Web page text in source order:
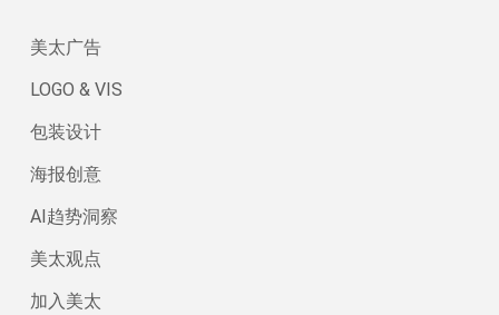
美太广告
LOGO & VIS
包装设计
海报创意
AI趋势洞察
美太观点
加入美太